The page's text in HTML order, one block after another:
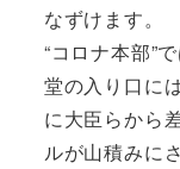
なずけます。
“コロナ本部”
堂の入り口に
に大臣らから
ルが山積みに